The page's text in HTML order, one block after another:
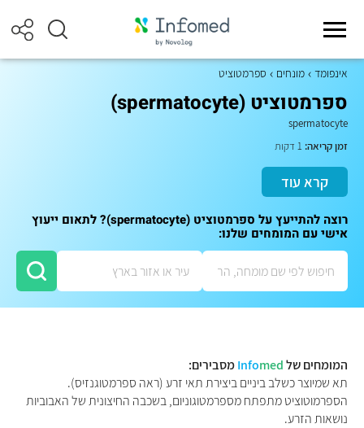
אינפומד מונחים ספרמטוציט
ספרמטוציט (spermatocyte)
spermatocyte
זמן קריאה:
קרא עוד
רוצה להתייעץ על ספרמטוציט (spermatocyte)? לתאום ייעוץ
אישי עם המומחים שלנו:
המומחים של Infomed
מסבירים:
תא שמיוצר כשלב ביניים ביצירת תאי זרע (ראה ספרמטוגנזיס).
הספרמוטוציט מתפתח מספרמטוגוניום, בשכבה החיצונית של האבוביות
נושאות הזרע.